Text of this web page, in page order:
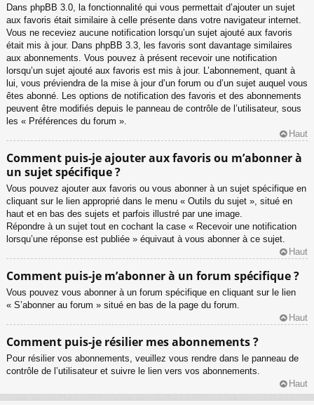
Dans phpBB 3.0, la fonctionnalité qui vous permettait d’ajouter un sujet
aux favoris était similaire à celle présente dans votre navigateur internet.
Vous ne receviez aucune notification lorsqu’un sujet ajouté aux favoris
était mis à jour. Dans phpBB 3.3, les favoris sont davantage similaires
aux abonnements. Vous pouvez à présent recevoir une notification
lorsqu’un sujet ajouté aux favoris est mis à jour. L’abonnement, quant à
lui, vous préviendra de la mise à jour d’un forum ou d’un sujet auquel vous
êtes abonné. Les options de notification des favoris et des abonnements
peuvent être modifiés depuis le panneau de contrôle de l’utilisateur, sous
les « Préférences du forum ».
Haut
Comment puis-je ajouter aux favoris ou m’abonner à
un sujet spécifique ?
Vous pouvez ajouter aux favoris ou vous abonner à un sujet spécifique en
cliquant sur le lien approprié dans le menu « Outils du sujet », situé en
haut et en bas des sujets et parfois illustré par une image.
Répondre à un sujet tout en cochant la case « Recevoir une notification
lorsqu’une réponse est publiée » équivaut à vous abonner à ce sujet.
Haut
Comment puis-je m’abonner à un forum spécifique ?
Vous pouvez vous abonner à un forum spécifique en cliquant sur le lien
« S’abonner au forum » situé en bas de la page du forum.
Haut
Comment puis-je résilier mes abonnements ?
Pour résilier vos abonnements, veuillez vous rendre dans le panneau de
contrôle de l’utilisateur et suivre le lien vers vos abonnements.
Haut